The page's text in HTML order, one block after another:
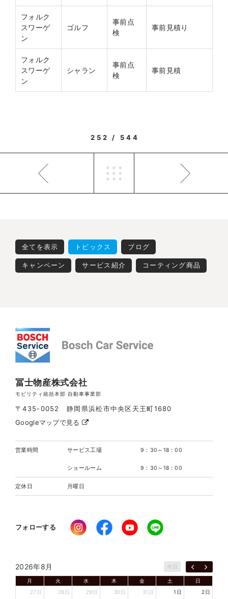
フォルク
スワーゲ
ン
ゴルフ
事前点
検
事前見積り
フォルク
スワーゲ
ン
シャラン
事前点
検
事前見積
252 / 544
全てを表示 トピックス ブログ
キャンペーン サービス紹介 コーティング商品
冨士物産株式会社
モビリティ統括本部 自動車事業部
〒435-0052 静岡県浜松市中央区天王町1680
Googleマップで見る
営業時間 サービス工場 9：30～18：00
ショールーム 9：30～18：00
定休日 月曜日
フォローする
2026年8月 今日
月 火 水 木 金 土
日
27日
28日 29日 30日 31日 1日 2日